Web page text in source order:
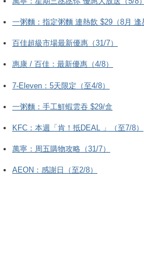
一粥麵：指定粥麵 連熱飲 $29（8月 逢
百佳超級市場最新優惠（31/7）
惠康 / 百佳：最新優惠（4/8）
7-Eleven：5天限定（至4/8）
一粥麵：手工鮮蝦雲吞 $29/盒
KFC ：本週「肯！抵DEAL 」（至7/8）
萬寧：周五購物攻略（31/7）
AEON：感謝日（至2/8）